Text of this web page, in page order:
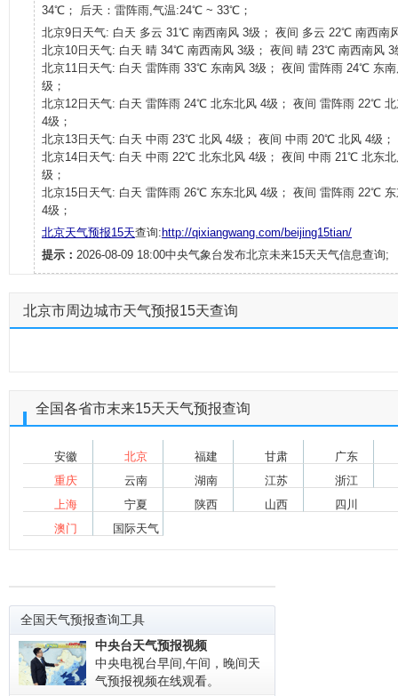
34℃； 后天：雷阵雨,气温:24℃ ~ 33℃；
北京9日天气: 白天 多云 31℃ 南西南风 3级； 夜间 多云 22℃ 南西南
北京10日天气: 白天 晴 34℃ 南西南风 3级； 夜间 晴 23℃ 南西南风 3
北京11日天气: 白天 雷阵雨 33℃ 东南风 3级； 夜间 雷阵雨 24℃ 东
级；
北京12日天气: 白天 雷阵雨 24℃ 北东北风 4级； 夜间 雷阵雨 22℃ 北
4级；
北京13日天气: 白天 中雨 23℃ 北风 4级； 夜间 中雨 20℃ 北风 4级；
北京14日天气: 白天 中雨 22℃ 北东北风 4级； 夜间 中雨 21℃ 北东
级；
北京15日天气: 白天 雷阵雨 26℃ 东东北风 4级； 夜间 雷阵雨 22℃ 东
4级；
北京天气预报15天查询: http://qixiangwang.com/beijing15tian/
提示： 2026-08-09 18:00中央气象台发布北京未来15天天气信息查询;
北京市周边城市天气预报15天查询
全国各省市末来15天天气预报查询
安徽 北京 福建 甘肃
广东
重庆
云南 湖南 江苏
浙江
上海
宁夏 陕西 山西
四川
澳门
国际天气
全国天气预报查询工具
中央台天气预报视频
中央电视台早间,午间，晚间天
气预报视频在线观看。